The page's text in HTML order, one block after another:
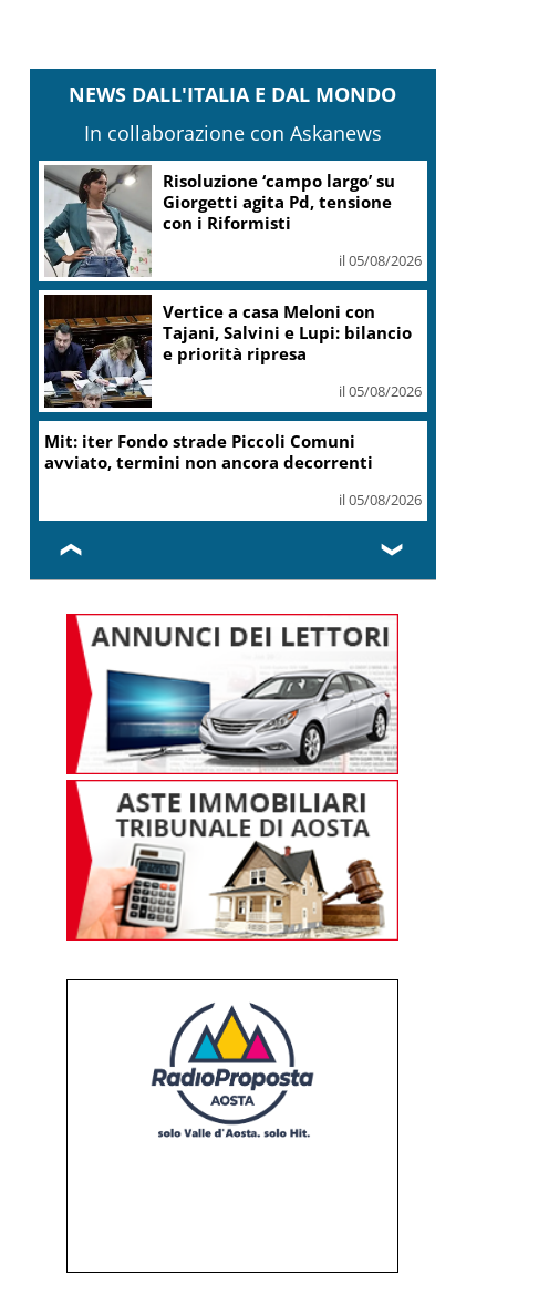
NEWS DALL'ITALIA E DAL MONDO
In collaborazione con Askanews
Risoluzione ‘campo largo’ su
Giorgetti agita Pd, tensione
con i Riformisti
il 05/08/2026
Vertice a casa Meloni con
Tajani, Salvini e Lupi: bilancio
e priorità ripresa
il 05/08/2026
Mit: iter Fondo strade Piccoli Comuni
avviato, termini non ancora decorrenti
il 05/08/2026
❮ ❯